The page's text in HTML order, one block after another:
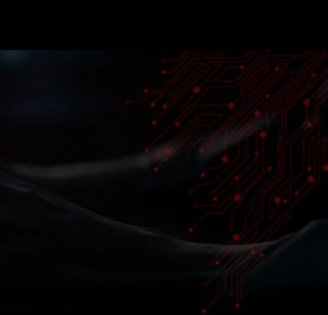
Expansão da Intel no
Arizona Alcança Marco